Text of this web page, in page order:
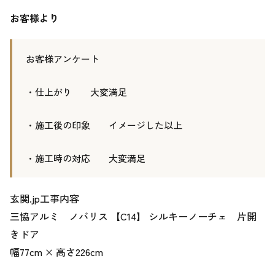
お客様より
お客様アンケート
・仕上がり 大変満足
・施工後の印象 イメージした以上
・施工時の対応 大変満足
玄関.jp工事内容
三協アルミ ノバリス 【C14】 シルキーノーチェ 片開
きドア
幅77cm × 高さ226cm